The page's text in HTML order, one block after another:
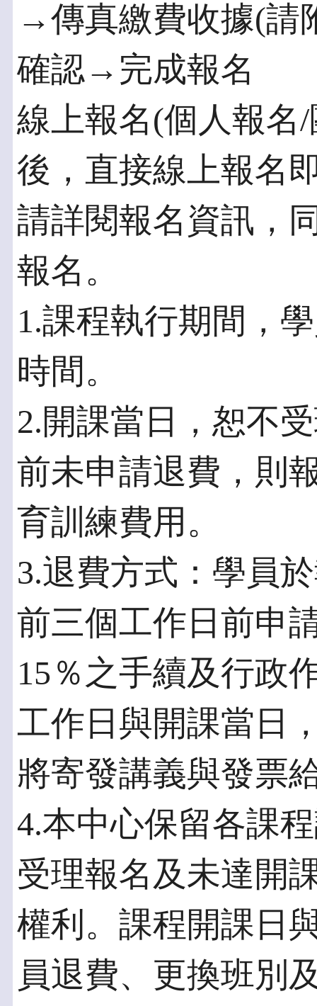
→傳真繳費收據(請
確認→完成報名
線上報名(個人報名
後，直接線上報名
請詳閱報名資訊，
報名。
1.課程執行期間，
時間。
2.開課當日，恕不
前未申請退費，則
育訓練費用。
3.退費方式：學員
前三個工作日前申
15％之手續及行政
工作日與開課當日
將寄發講義與發票
4.本中心保留各課
受理報名及未達開
權利。課程開課日
員退費、更換班別